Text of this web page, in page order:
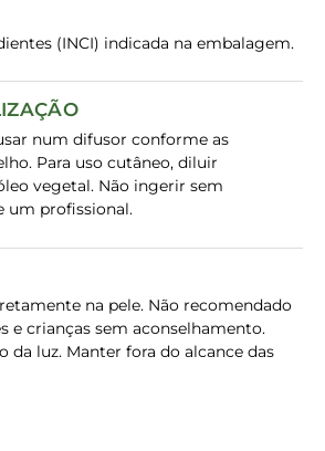
(INCI) indicada na embalagem.
num difusor conforme as
Para uso cutâneo, diluir
vegetal. Não ingerir sem
um profissional.
na pele. Não recomendado
e crianças sem aconselhamento.
da luz. Manter fora do alcance das